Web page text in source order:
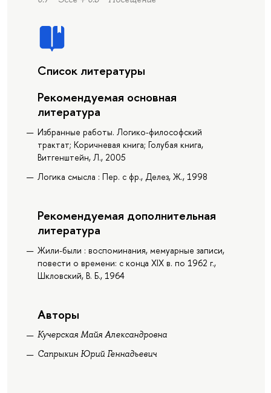
Список литературы
Рекомендуемая основная
литература
Избранные работы. Логико-философский
трактат; Коричневая книга; Голубая книга,
Витгенштейн, Л., 2005
Логика смысла : Пер. с фр., Делез, Ж., 1998
Рекомендуемая дополнительная
литература
Жили-были : воспоминания, мемуарные записи,
повести о времени: с конца XIX в. по 1962 г.,
Шкловский, В. Б., 1964
Авторы
Кучерская Майя Александровна
Сапрыкин Юрий Геннадьевич